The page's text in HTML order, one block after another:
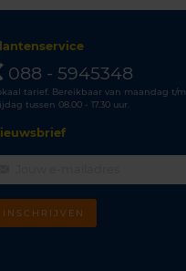
088 - 5945348
tarief. Bereikbaar van maandag t/m
tussen 08.00 - 17.30 uur.
INSCHRIJVEN